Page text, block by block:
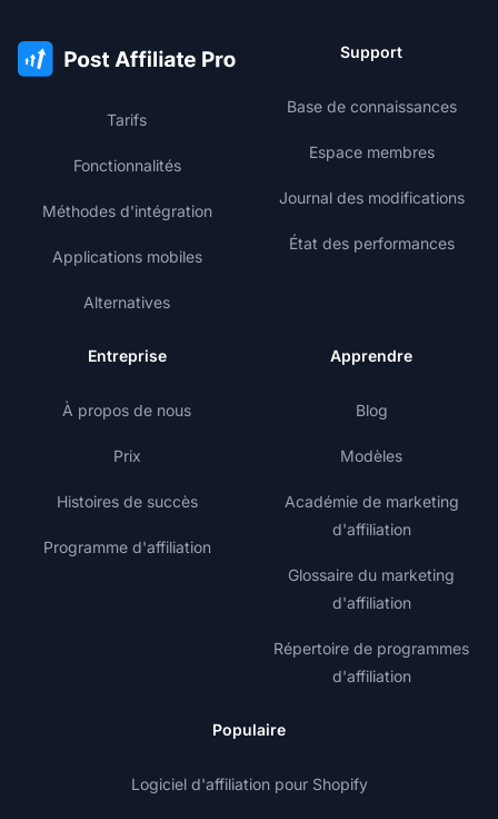
Tarifs
Fonctionnalités
Méthodes d'intégration
Applications mobiles
Alternatives
Support
Base de connaissances
Espace membres
Journal des modifications
État des performances
Entreprise
À propos de nous
Prix
Histoires de succès
Programme d'affiliation
Apprendre
Blog
Modèles
Académie de marketing
d'affiliation
Glossaire du marketing
d'affiliation
Répertoire de programmes
d'affiliation
Populaire
Logiciel d'affiliation pour Shopify